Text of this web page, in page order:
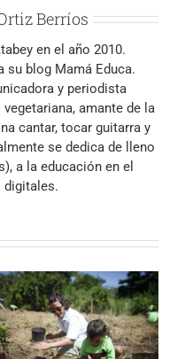
Berríos
en el año 2010.
su blog Mamá Educa.
y periodista
amante de la
cantar, tocar guitarra y
se dedica de lleno
a la educación en el
digitales.